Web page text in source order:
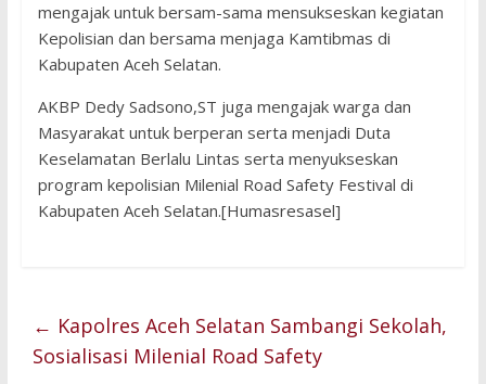
mengajak untuk bersam-sama mensukseskan kegiatan
Kepolisian dan bersama menjaga Kamtibmas di
Kabupaten Aceh Selatan.
AKBP Dedy Sadsono,ST juga mengajak warga dan
Masyarakat untuk berperan serta menjadi Duta
Keselamatan Berlalu Lintas serta menyukseskan
program kepolisian Milenial Road Safety Festival di
Kabupaten Aceh Selatan.[Humasresasel]
← Kapolres Aceh Selatan Sambangi Sekolah,
Sosialisasi Milenial Road Safety